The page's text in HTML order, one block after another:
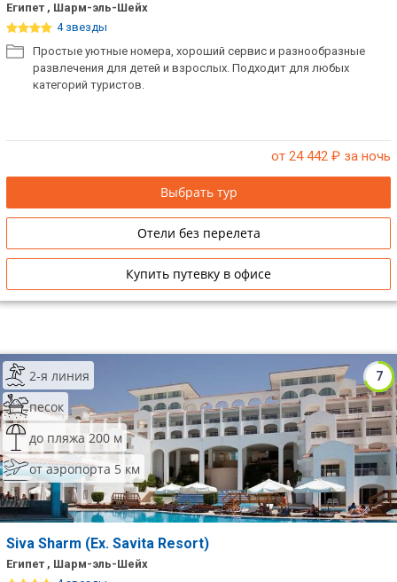
Египет , Шарм-эль-Шейх
4 звезды
Простые уютные номера, хороший сервис и разнообразные
развлечения для детей и взрослых. Подходит для любых
категорий туристов.
от 24 442 ₽ за ночь
Выбрать тур
Отели без перелета
Купить путевку в офисе
7
2-я линия
песок
до пляжа 200 м
от аэропорта 5 км
Siva Sharm (Ex. Savita Resort)
Египет , Шарм-эль-Шейх